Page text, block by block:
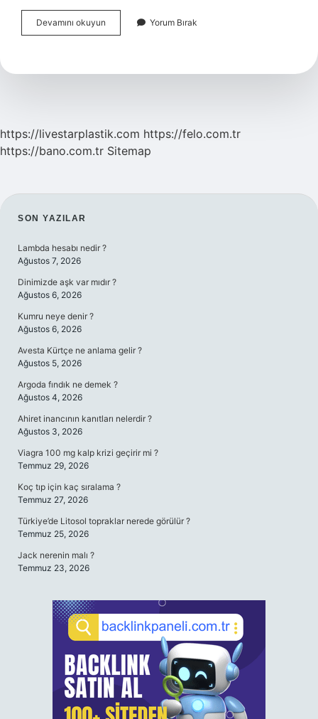
Devamını okuyun
Ile
Yorum Bırak
https://livestarplastik.com https://felo.com.tr
https://bano.com.tr Sitemap
SIDEBAR
SON YAZILAR
Lambda hesabı nedir ?
Ağustos 7, 2026
Dinimizde aşk var mıdır ?
Ağustos 6, 2026
Kumru neye denir ?
Ağustos 6, 2026
Avesta Kürtçe ne anlama gelir ?
Ağustos 5, 2026
Argoda fındık ne demek ?
Ağustos 4, 2026
Ahiret inancının kanıtları nelerdir ?
Ağustos 3, 2026
Viagra 100 mg kalp krizi geçirir mi ?
Temmuz 29, 2026
Koç tıp için kaç sıralama ?
Temmuz 27, 2026
Türkiye’de Litosol topraklar nerede görülür ?
Temmuz 25, 2026
Jack nerenin malı ?
Temmuz 23, 2026